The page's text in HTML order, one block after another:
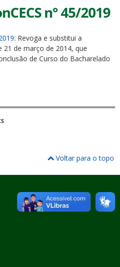
n° 45/2019
: Revoga e substitui a
21 de março de 2014, que
de Curso do Bacharelado
Voltar para o topo